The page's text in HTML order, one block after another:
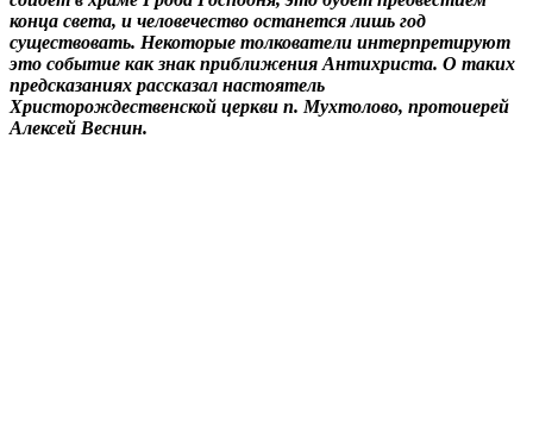
конца света, и человечество останется лишь год
существовать. Некоторые толкователи интерпретируют
это событие как знак приближения Антихриста. О таких
предсказаниях рассказал настоятель
Христорождественской церкви п. Мухтолово, протоиерей
Алексей Веснин.